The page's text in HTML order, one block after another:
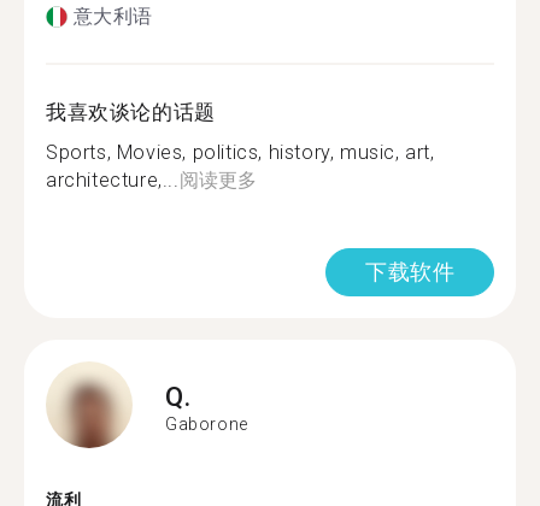
意大利语
我喜欢谈论的话题
Sports, Movies, politics, history, music, art,
architecture,...阅读更多
下载软件
Q.
Gaborone
流利